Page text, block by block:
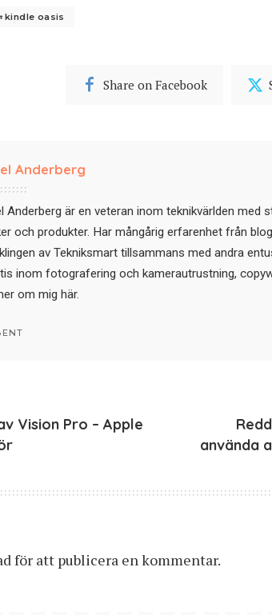
kindle oasis
Share on Facebook
Anderberg
Anderberg är en veteran inom teknikvärlden med
och produkter. Har mångårig erfarenhet från
av Tekniksmart tillsammans med andra
inom fotografering och kamerautrustning,
om mig här.
Vision Pro – Apple
använda
för att publicera en kommentar.